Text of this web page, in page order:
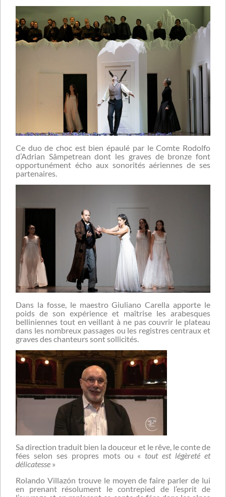
Ce duo de choc est bien épaulé par le Comte Rodolfo
d’Adrian Sâmpetrean dont les graves de bronze font
opportunément écho aux sonorités aériennes de ses
partenaires.
Dans la fosse, le maestro Giuliano Carella apporte le
poids de son expérience et maîtrise les arabesques
belliniennes tout en veillant à ne pas couvrir le plateau
dans les nombreux passages ou les registres centraux et
graves des chanteurs sont sollicités.
Sa direction traduit bien la douceur et le rêve, le conte de
fées selon ses propres mots ou « tout est légèreté et
délicatesse »
Rolando Villazón trouve le moyen de faire parler de lui
en prenant résolument le contrepied de l’esprit de